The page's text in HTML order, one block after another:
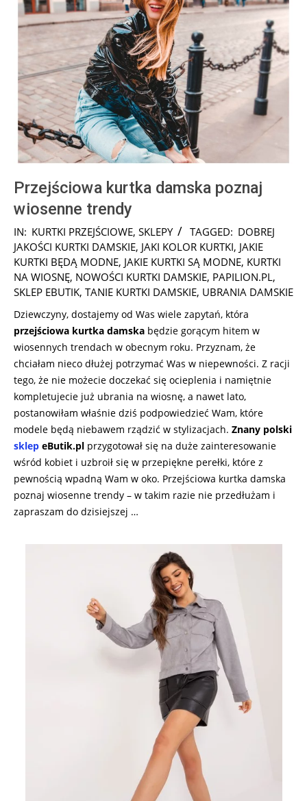
Przejściowa kurtka damska poznaj
wiosenne trendy
2026-
02-
11
IN: KURTKI PRZEJŚCIOWE, SKLEPY TAGGED: DOBREJ
JAKOŚCI KURTKI DAMSKIE, JAKI KOLOR KURTKI, JAKIE
KURTKI BĘDĄ MODNE, JAKIE KURTKI SĄ MODNE, KURTKI
NA WIOSNĘ, NOWOŚCI KURTKI DAMSKIE, PAPILION.PL,
SKLEP EBUTIK, TANIE KURTKI DAMSKIE, UBRANIA DAMSKIE
Dziewczyny, dostajemy od Was wiele zapytań, która
przejściowa kurtka damska będzie gorącym hitem w
wiosennych trendach w obecnym roku. Przyznam, że
chciałam nieco dłużej potrzymać Was w niepewności. Z racji
tego, że nie możecie doczekać się ocieplenia i namiętnie
kompletujecie już ubrania na wiosnę, a nawet lato,
postanowiłam właśnie dziś podpowiedzieć Wam, które
modele będą niebawem rządzić w stylizacjach. Znany polski
sklep eButik.pl przygotował się na duże zainteresowanie
wśród kobiet i uzbroił się w przepiękne perełki, które z
pewnością wpadną Wam w oko. Przejściowa kurtka damska
poznaj wiosenne trendy – w takim razie nie przedłużam i
zapraszam do dzisiejszej …